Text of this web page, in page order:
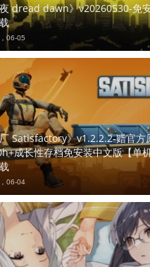
dread dawn》v20260530-免
06-05
Satisfactory》v1.2.2.2-赠官方
成长性存档免安装中文版【单
06-04